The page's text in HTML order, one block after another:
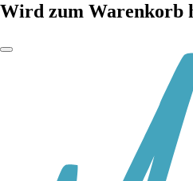
Wird zum Warenkorb